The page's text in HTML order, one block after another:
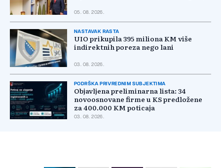
05. 08. 2026.
NASTAVAK RASTA
UIO prikupila 395 miliona KM više
indirektnih poreza nego lani
03. 08. 2026.
PODRŠKA PRIVREDNIM SUBJEKTIMA
Objavljena preliminarna lista: 34
novoosnovane firme u KS predložene
za 400.000 KM poticaja
03. 08. 2026.